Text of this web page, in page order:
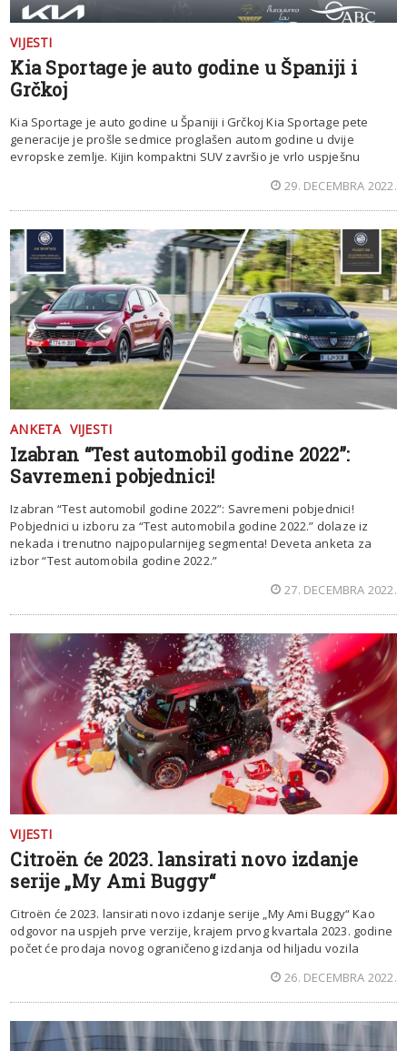
VIJESTI
Kia Sportage je auto godine u Španiji i
Grčkoj
Kia Sportage je auto godine u Španiji i Grčkoj Kia Sportage pete
generacije je prošle sedmice proglašen autom godine u dvije
evropske zemlje. Kijin kompaktni SUV završio je vrlo uspješnu
29. DECEMBRA 2022.
ANKETA VIJESTI
Izabran “Test automobil godine 2022”:
Savremeni pobjednici!
Izabran “Test automobil godine 2022”: Savremeni pobjednici!
Pobjednici u izboru za “Test automobila godine 2022.” dolaze iz
nekada i trenutno najpopularnijeg segmenta! Deveta anketa za
izbor “Test automobila godine 2022.”
27. DECEMBRA 2022.
VIJESTI
Citroën će 2023. lansirati novo izdanje
serije „My Ami Buggy“
Citroën će 2023. lansirati novo izdanje serije „My Ami Buggy“ Kao
odgovor na uspjeh prve verzije, krajem prvog kvartala 2023. godine
počet će prodaja novog ograničenog izdanja od hiljadu vozila
26. DECEMBRA 2022.